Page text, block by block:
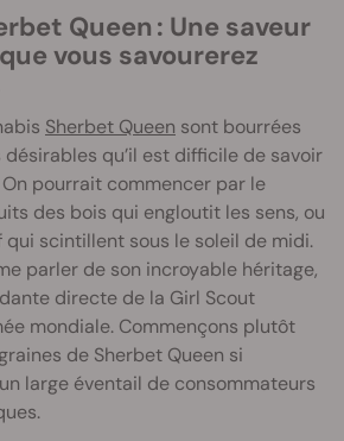
Queen : Une saveur
vous savourerez
Sherbet Queen sont bourrées
qu’il est difficile de savoir
pourrait commencer par le
des bois qui engloutit les sens, ou
qui scintillent sous le soleil de midi.
parler de son incroyable héritage,
directe de la Girl Scout
mondiale. Commençons plutôt
de Sherbet Queen si
large éventail de consommateurs